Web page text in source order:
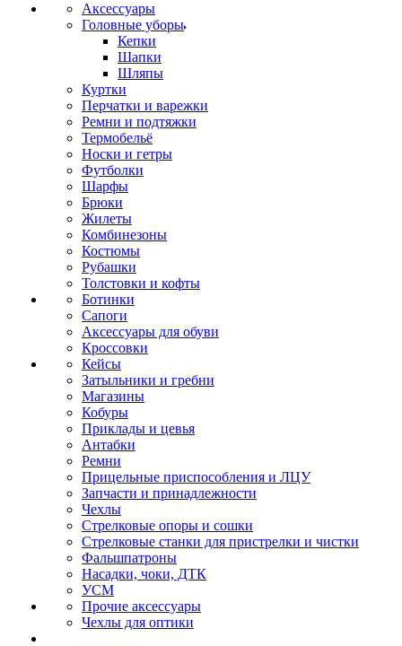
Аксессуары
Головные уборы
Кепки
Шапки
Шляпы
Куртки
Перчатки и варежки
Ремни и подтяжки
Термобельё
Носки и гетры
Футболки
Шарфы
Брюки
Жилеты
Комбинезоны
Костюмы
Рубашки
Толстовки и кофты
Ботинки
Сапоги
Аксессуары для обуви
Кроссовки
Кейсы
Затыльники и гребни
Магазины
Кобуры
Приклады и цевья
Антабки
Ремни
Прицельные приспособления и ЛЦУ
Запчасти и принадлежности
Чехлы
Стрелковые опоры и сошки
Стрелковые станки для пристрелки и чистки
Фальшпатроны
Насадки, чоки, ДТК
УСМ
Прочие аксессуары
Чехлы для оптики